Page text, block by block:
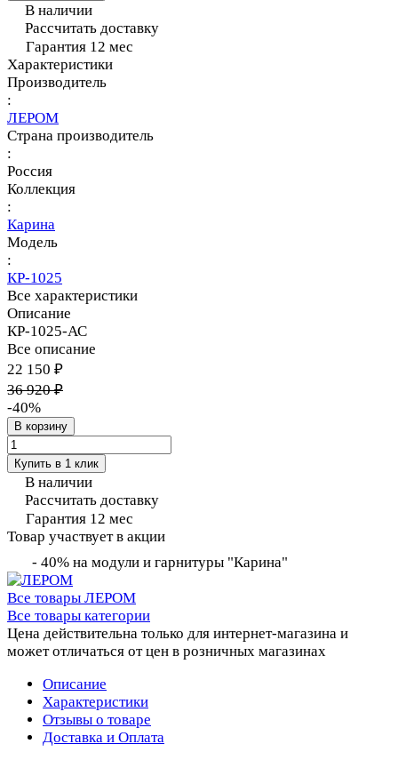
В наличии
Рассчитать доставку
Гарантия 12 мес
Характеристики
Производитель
:
ЛЕРОМ
Страна производитель
:
Россия
Коллекция
:
Карина
Модель
:
КР-1025
Все характеристики
Описание
КР-1025-АС
Все описание
22 150 ₽
36 920 ₽
-40%
В корзину
Купить в 1 клик
В наличии
Рассчитать доставку
Гарантия 12 мес
Товар участвует в акции
- 40% на модули и гарнитуры "Карина"
Все товары ЛЕРОМ
Все товары категории
Цена действительна только для интернет-магазина и
может отличаться от цен в розничных магазинах
Описание
Характеристики
Отзывы о товаре
Доставка и Оплата